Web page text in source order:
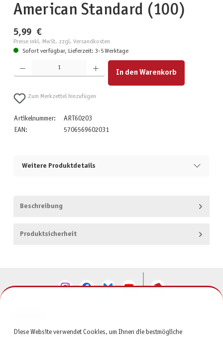
American Standard (100)
5,99 €
Preise inkl. MwSt. zzgl. Versandkosten
Sofort verfügbar, Lieferzeit: 3-5 Werktage
Produkt Anzahl: Gib den gewünschten Wert ein oder benutze die Schaltflächen um die Anzahl zu
In den Warenkorb
Zum Merkzettel hinzufügen
Artikelnummer:
ART60203
EAN:
5706569602031
Weitere Produktdetails
Beschreibung
Produktsicherheit
Diese Website verwendet Cookies, um Ihnen die bestmögliche